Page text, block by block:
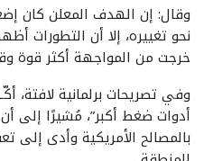
وقال: إن الهدف المعلن كان
نحو تغييره، إلا أن التطورات
خرجت من المواجهة أكثر قوة
وفي تصريحات برلمانية لافتة،
أدوات ضغط أكبر”، مُشيرًا إلى
بالمصالح الأمريكية وأدى